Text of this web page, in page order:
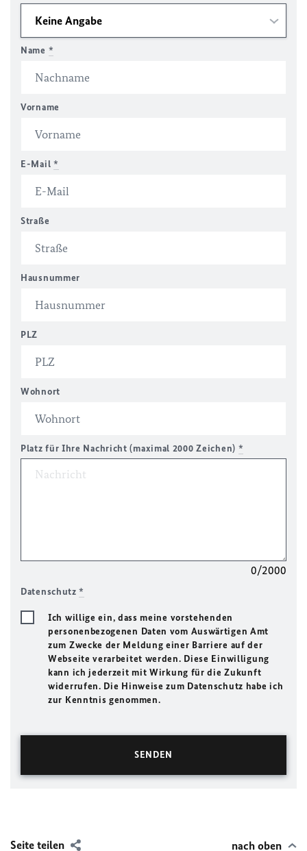
Name *
Vorname
E-Mail *
Straße
Hausnummer
PLZ
Wohnort
Platz für Ihre Nachricht (maximal 2000 Zeichen) *
0/2000
Datenschutz*
Ich willige ein, dass meine vorstehenden
personenbezogenen Daten vom Auswärtigen Amt
zum Zwecke der Meldung einer Barriere auf der
Webseite verarbeitet werden. Diese Einwilligung
kann ich jederzeit mit Wirkung für die Zukunft
widerrufen. Die Hinweise zum Datenschutz habe ich
zur Kenntnis genommen.
Seite teilen nach oben